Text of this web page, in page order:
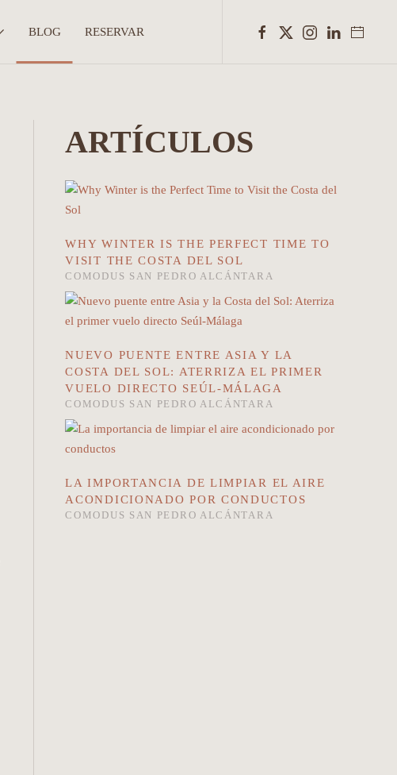
BLOG RESERVAR
ARTÍCULOS
WHY WINTER IS THE PERFECT TIME TO
VISIT THE COSTA DEL SOL
COMODUS SAN PEDRO ALCÁNTARA
NUEVO PUENTE ENTRE ASIA Y LA
COSTA DEL SOL: ATERRIZA EL PRIMER
VUELO DIRECTO SEÚL-MÁLAGA
COMODUS SAN PEDRO ALCÁNTARA
LA IMPORTANCIA DE LIMPIAR EL AIRE
ACONDICIONADO POR CONDUCTOS
COMODUS SAN PEDRO ALCÁNTARA